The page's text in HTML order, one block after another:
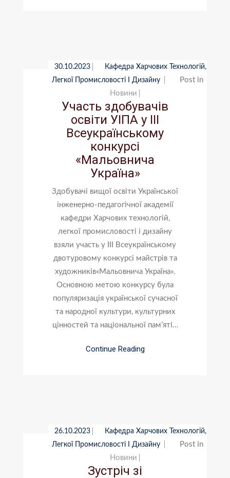
30.10.2023
Кафедра Харчових Технологій,
Легкої Промисловості І Дизайну
Post in
Новини
Участь здобувачів
освіти УІПА у III
Всеукраїнському
конкурсі
«Мальовнича
Україна»
Здобувачі вищої освіти Української
інженерно-педагогічної академії
кафедри Харчових технологій,
легкої промисловості і дизайну
взяли участь у III Всеукраїнському
двотуровому конкурсі майстрів та
художників«Мальовнича Україна».
Основною метою конкурсу була
популяризація української сучасної
та народної культури, культурних
цінностей та національної пам’яті…
Continue Reading
26.10.2023
Кафедра Харчових Технологій,
Легкої Промисловості І Дизайну
Post in
Новини
Зустріч зі